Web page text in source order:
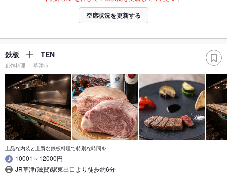
空席状況を更新する
鉄板 十 TEN
創作料理 草津市
上品な内装と上質な鉄板料理で特別な時間を
10001～12000円
JR草津(滋賀)駅東出口より徒歩約6分